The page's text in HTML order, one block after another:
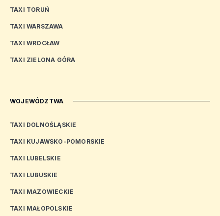
TAXI TORUŃ
TAXI WARSZAWA
TAXI WROCŁAW
TAXI ZIELONA GÓRA
WOJEWÓDZTWA
TAXI DOLNOŚLĄSKIE
TAXI KUJAWSKO-POMORSKIE
TAXI LUBELSKIE
TAXI LUBUSKIE
TAXI MAZOWIECKIE
TAXI MAŁOPOLSKIE